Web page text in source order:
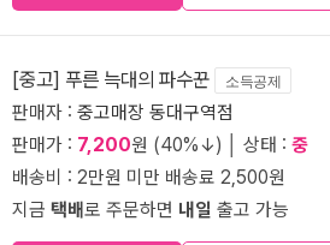
[중고] 푸른 늑대의 파수꾼 소득공제
판매자 : 중고매장 동대구역점
판매가 : 7,200원 (40%↓) │ 상태 : 중
배송비 : 2만원 미만 배송료 2,500원
지금 택배로 주문하면 내일 출고 가능